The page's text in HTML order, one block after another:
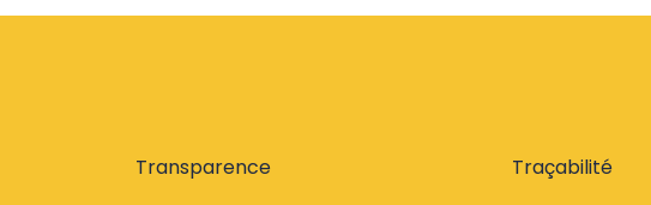
Transparence Traçabilité